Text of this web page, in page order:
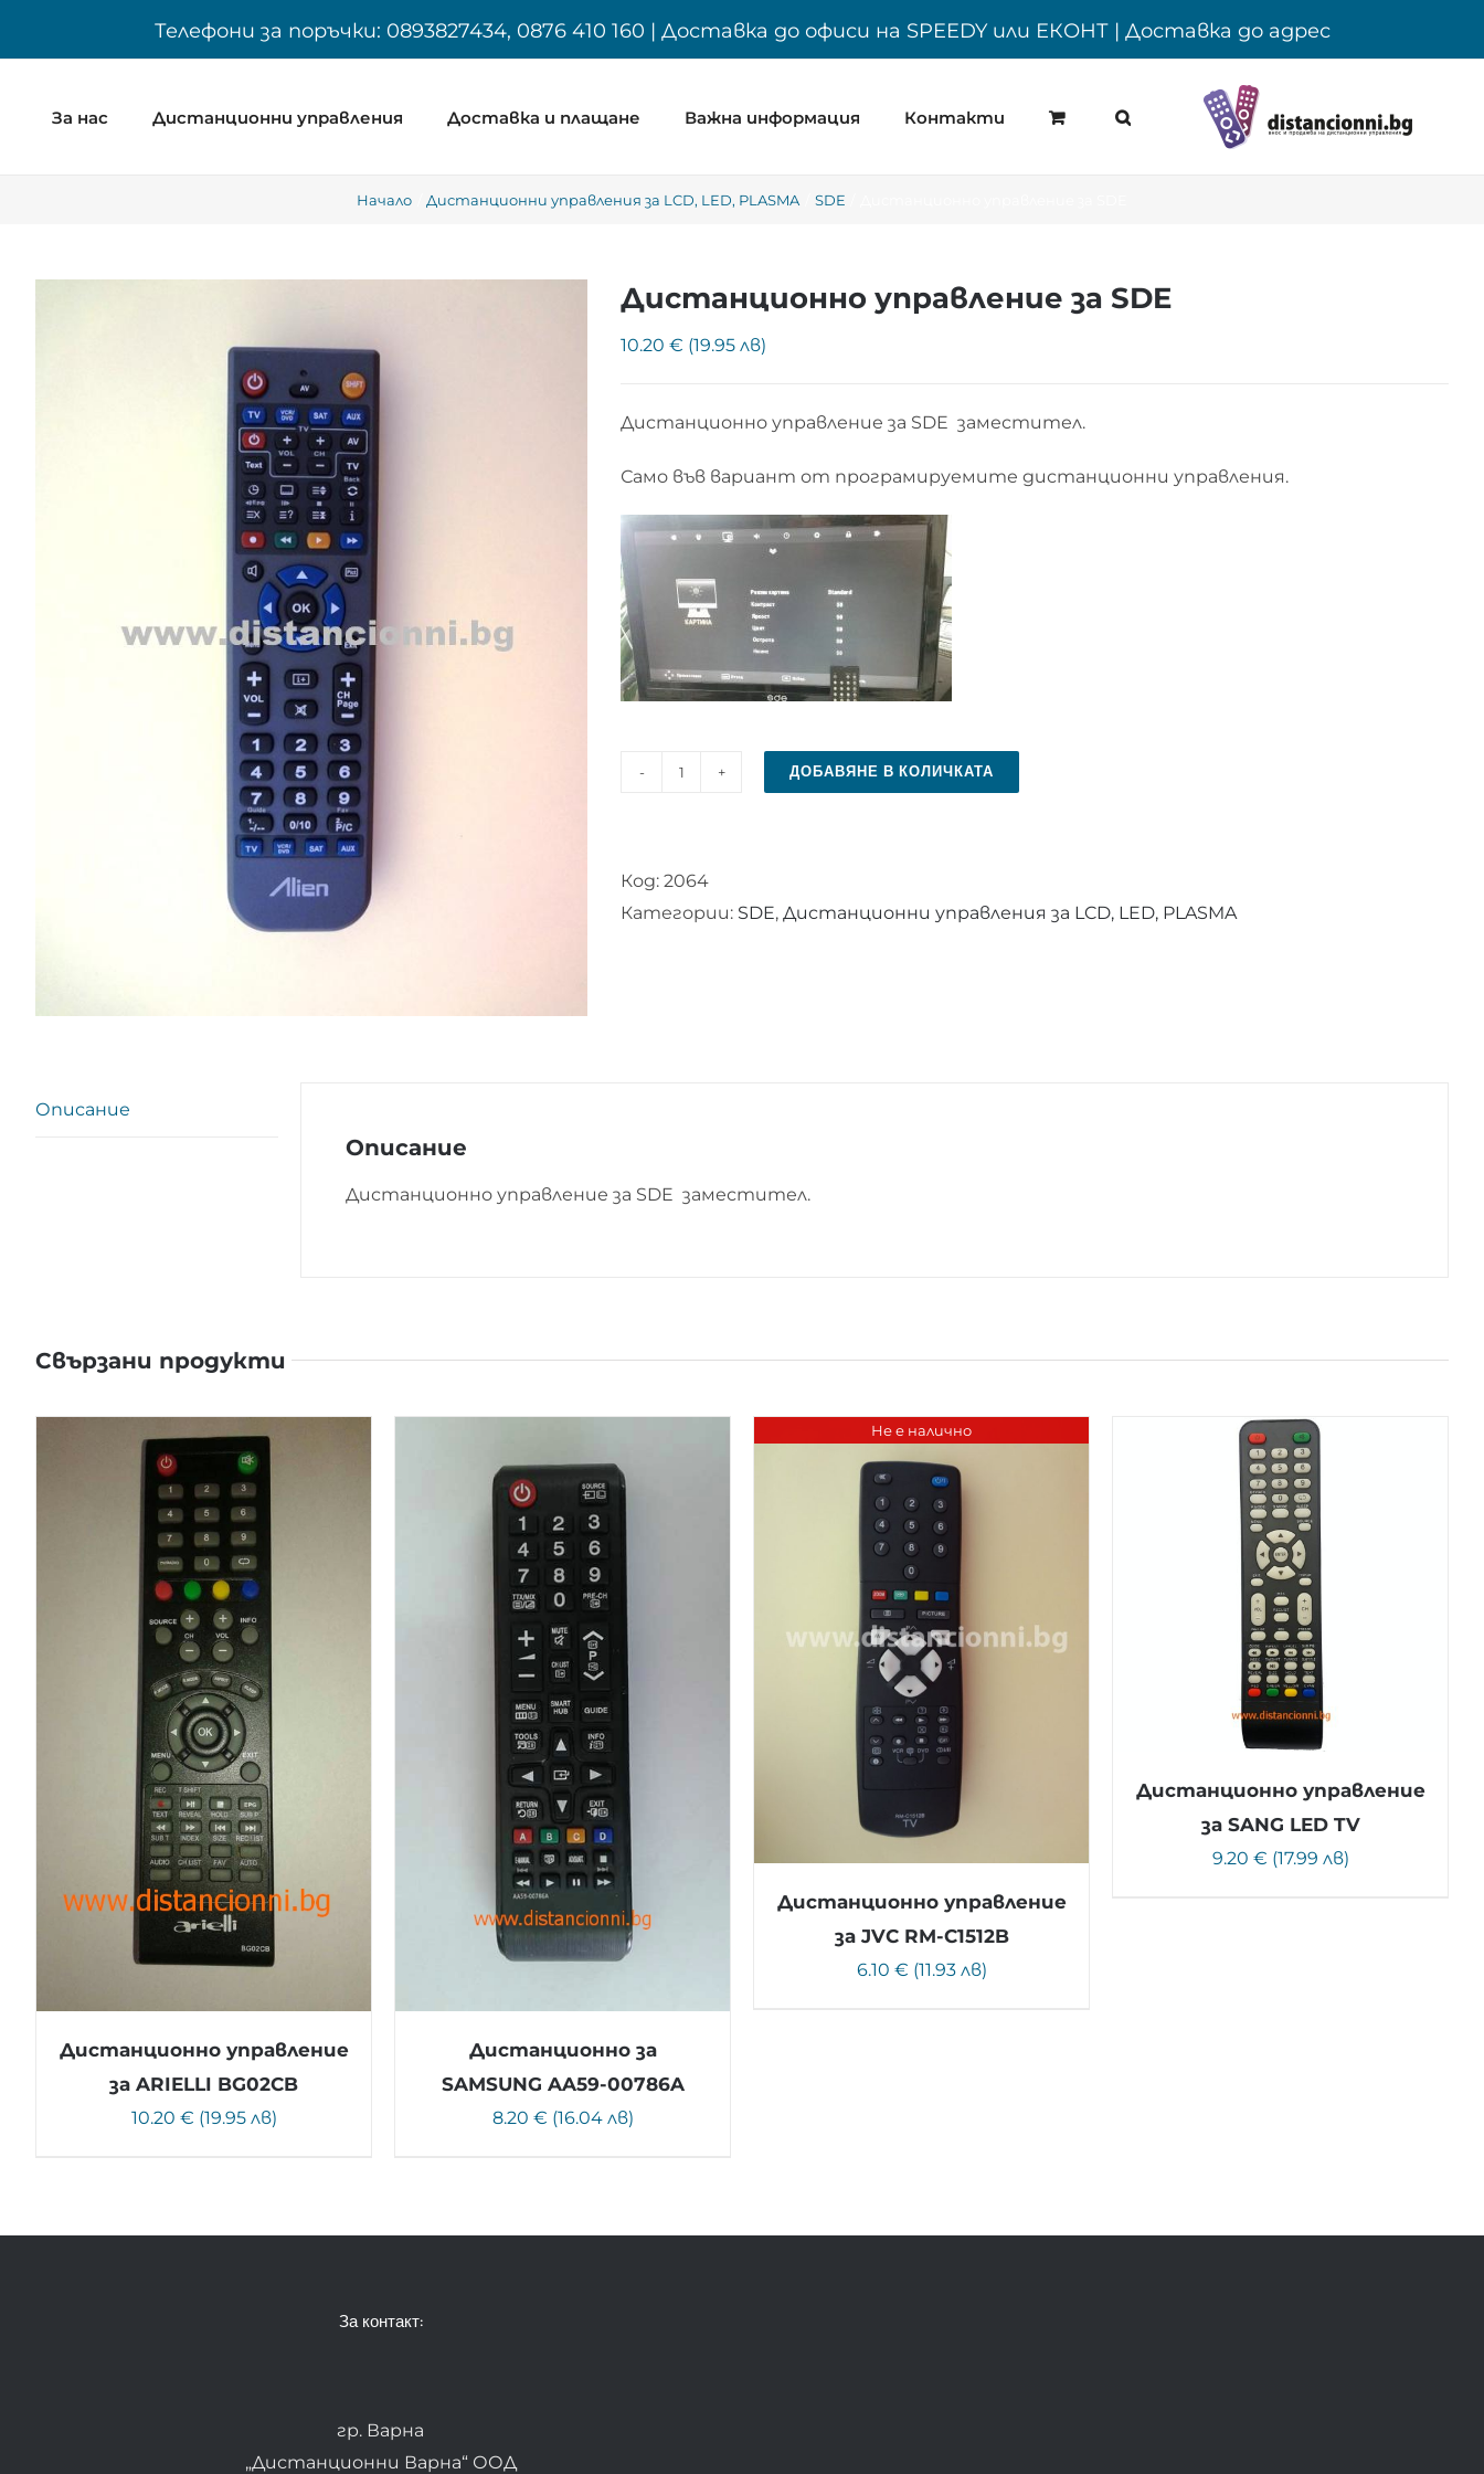
Телефони за поръчки: 0893827434, 0876 410 160 | Доставка до офиси на SPEEDY или ЕКОНТ | Доставка до адрес
За нас Дистанционни управления Доставка и плащане Важна информация Контакти
Начало Дистанционни управления за LCD, LED, PLASMA SDE
Дистанционно управление за SDE
10.20 € (19.95 лв)
Дистанционно управление за SDE заместител.
Само във вариант от програмируемите дистанционни управления.
количество
управление
за
ДОБАВЯНЕ В КОЛИЧКАТА
Код: 2064
Категории: SDE, Дистанционни управления за LCD, LED, PLASMA
Описание
Описание
Дистанционно управление за SDE заместител.
Свързани продукти
Дистанционно управление
за ARIELLI BG02CB
10.20 € (19.95 лв)
Дистанционно за
SAMSUNG AA59-00786A
8.20 € (16.04 лв)
Не е налично
Дистанционно управление
за JVC RM-C1512B
6.10 € (11.93 лв)
Дистанционно управление
за SANG LED TV
9.20 € (17.99 лв)
За контакт:
гр. Варна
„Дистанционни Варна“ ООД